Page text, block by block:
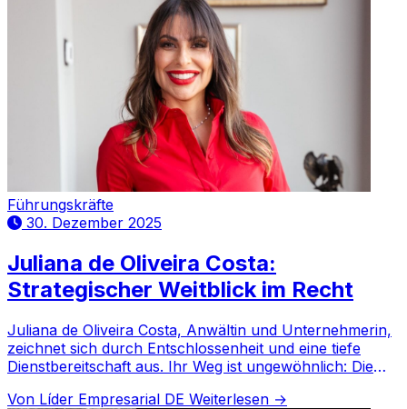
Führungskräfte
30. Dezember 2025
Juliana de Oliveira Costa:
Strategischer Weitblick im Recht
Juliana de Oliveira Costa, Anwältin und Unternehmerin,
zeichnet sich durch Entschlossenheit und eine tiefe
Dienstbereitschaft aus. Ihr Weg ist ungewöhnlich: Die
Von Líder Empresarial DE Weiterlesen →